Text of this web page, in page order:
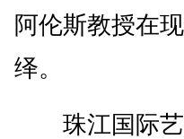
阿伦斯教授在
绎。
珠江国际艺